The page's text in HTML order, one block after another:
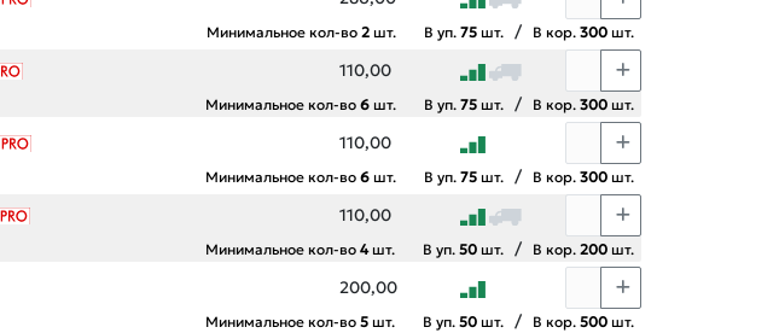
Минимальное кол-во 2 шт. В уп. 75 шт. / В кор. 300 шт.
110,00
Минимальное кол-во 6 шт. В уп. 75 шт. / В кор. 300 шт.
110,00
Минимальное кол-во 6 шт. В уп. 75 шт. / В кор. 300 шт.
110,00
Минимальное кол-во 4шт. В уп. 50 шт. / В кор. 200 шт.
200,00
Минимальное кол-во 5 шт. В уп. 50 шт. / В кор. 500 шт.